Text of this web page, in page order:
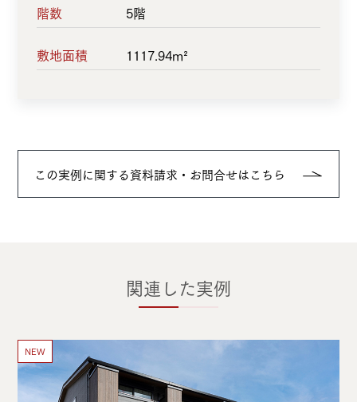
階数 5階
敷地面積 1117.94m²
この実例に関する資料請求・お問合せはこちら
関連した実例
NEW